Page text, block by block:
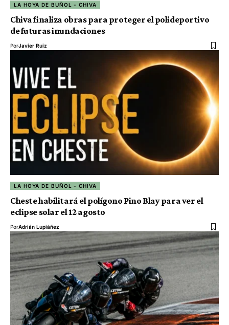
LA HOYA DE BUÑOL - CHIVA
Chiva finaliza obras para proteger el polideportivo
de futuras inundaciones
PorJavier Ruiz
LA HOYA DE BUÑOL - CHIVA
Cheste habilitará el polígono Pino Blay para ver el
eclipse solar el 12 agosto
PorAdrián Lupiáñez